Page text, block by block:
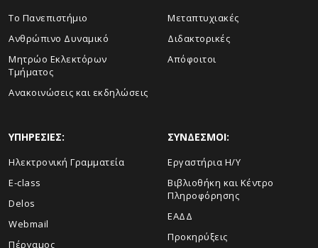
Το Πανεπιστήμιο
Ανθρώπινο Δυναμικό
Μητρώο Εκλεκτόρων
Τμήματος
Ανακοινώσεις και εκδηλώσεις
Μεταπτυχιακές
Διδακτορικές
Απόφοιτοι
ΥΠΗΡΕΣΙΕΣ:
Ηλεκτρονική Γραμματεία
E-class
Delos
Webmail
Πέργαμος
ΣΥΝΔΕΣΜΟΙ:
Εργαστήρια Η/Υ
Βιβλιοθήκη και Κέντρο
Πληροφόρησης
ΕΑΔΔ
Προκηρύξεις